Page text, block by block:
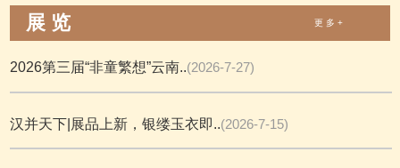
展 览 更 多 +
2026第三届“非童繁想”云南..(2026-7-27)
汉并天下|展品上新，银缕玉衣即..(2026-7-15)